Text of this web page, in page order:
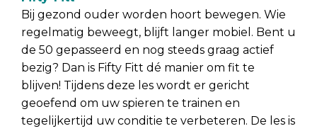
Bij gezond ouder worden hoort bewegen. Wie
regelmatig beweegt, blijft langer mobiel. Bent u
de 50 gepasseerd en nog steeds graag actief
bezig? Dan is Fifty Fitt dé manier om fit te
blijven! Tijdens deze les wordt er gericht
geoefend om uw spieren te trainen en
tegelijkertijd uw conditie te verbeteren. De les is